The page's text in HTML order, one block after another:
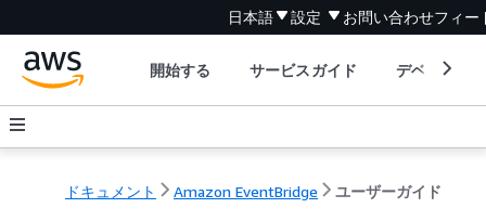
日本語 設定 お問い合わせフィー
開始する サービスガイド デベロッパ
ドキュメント Amazon EventBridge ユーザーガイド